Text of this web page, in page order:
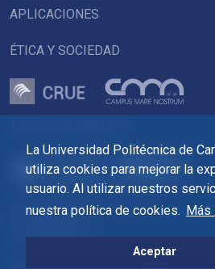
La Universidad Politécnica de
utiliza cookies para mejorar la
usuario. Al utilizar nuestros
nuestra política de cookies. Más
Aceptar
Pza. del Cronista Isidoro Valverde
Edif. La Milagrosa
APLICACIONES
ÉTICA Y SOCIEDAD